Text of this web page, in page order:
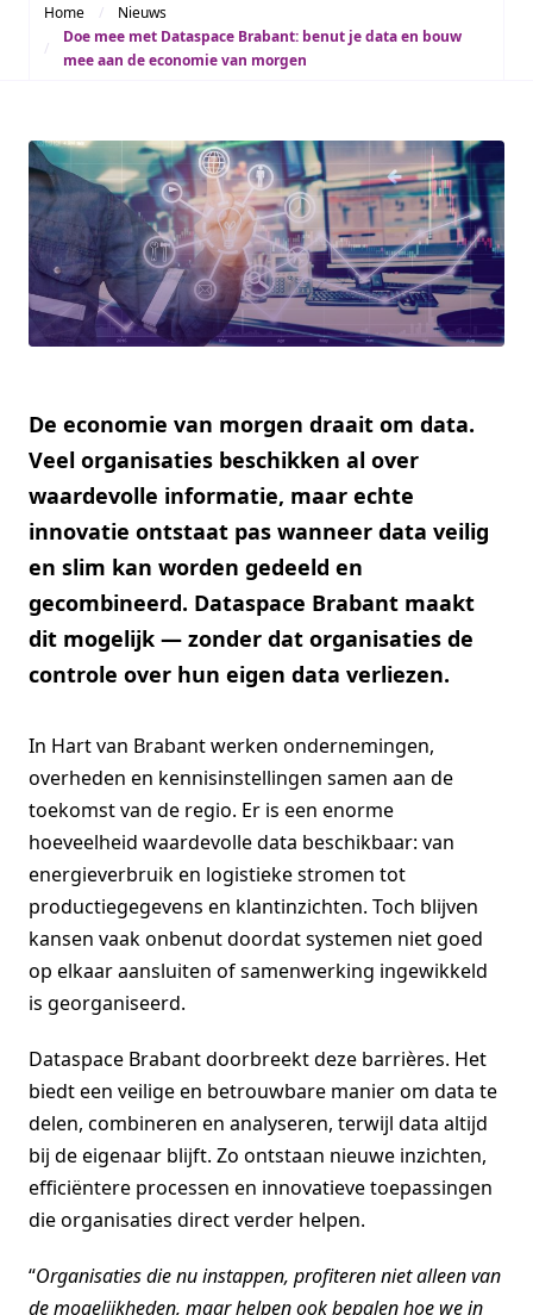
Home
Nieuws
Doe mee met Dataspace Brabant: benut je data en bouw
mee aan de economie van morgen
De economie van morgen draait om data.
Veel organisaties beschikken al over
waardevolle informatie, maar echte
innovatie ontstaat pas wanneer data veilig
en slim kan worden gedeeld en
gecombineerd. Dataspace Brabant maakt
dit mogelijk — zonder dat organisaties de
controle over hun eigen data verliezen.
In Hart van Brabant werken ondernemingen,
overheden en kennisinstellingen samen aan de
toekomst van de regio. Er is een enorme
hoeveelheid waardevolle data beschikbaar: van
energieverbruik en logistieke stromen tot
productiegegevens en klantinzichten. Toch blijven
kansen vaak onbenut doordat systemen niet goed
op elkaar aansluiten of samenwerking ingewikkeld
is georganiseerd.
Dataspace Brabant doorbreekt deze barrières. Het
biedt een veilige en betrouwbare manier om data te
delen, combineren en analyseren, terwijl data altijd
bij de eigenaar blijft. Zo ontstaan nieuwe inzichten,
efficiëntere processen en innovatieve toepassingen
die organisaties direct verder helpen.
“Organisaties die nu instappen, profiteren niet alleen van
de mogelijkheden, maar helpen ook bepalen hoe we in